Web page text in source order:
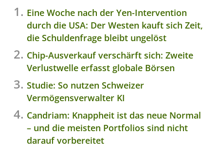
Eine Woche nach der Yen-Intervention
durch die USA: Der Westen kauft sich Zeit,
die Schuldenfrage bleibt ungelöst
Chip-Ausverkauf verschärft sich: Zweite
Verlustwelle erfasst globale Börsen
Studie: So nutzen Schweizer
Vermögensverwalter KI
Candriam: Knappheit ist das neue Normal
– und die meisten Portfolios sind nicht
darauf vorbereitet